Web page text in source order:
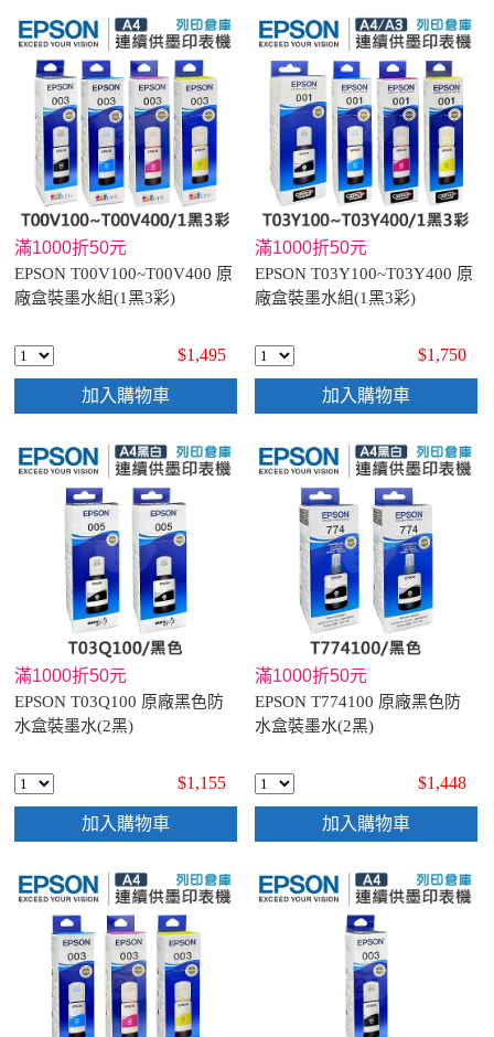
滿1000折50元
EPSON T00V100~T00V400 原
廠盒裝墨水組(1黑3彩)
$1,495
加入購物車
滿1000折50元
EPSON T03Y100~T03Y400 原
廠盒裝墨水組(1黑3彩)
$1,750
加入購物車
滿1000折50元
EPSON T03Q100 原廠黑色防
水盒裝墨水(2黑)
$1,155
加入購物車
滿1000折50元
EPSON T774100 原廠黑色防
水盒裝墨水(2黑)
$1,448
加入購物車